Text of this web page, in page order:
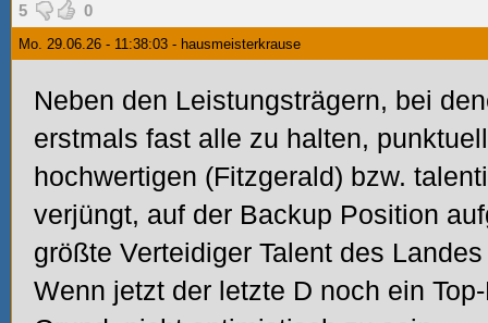
5 0
Mo. 29.06.26 - 11:38:03 - hausmeisterkrause
Neben den Leistungsträgern, bei
erstmals fast alle zu halten,
hochwertigen (Fitzgerald) bzw.
verjüngt, auf der Backup Position
größte Verteidiger Talent des
Wenn jetzt der letzte D noch ein